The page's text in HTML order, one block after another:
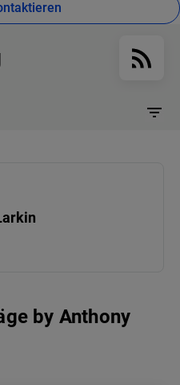
by Anthony